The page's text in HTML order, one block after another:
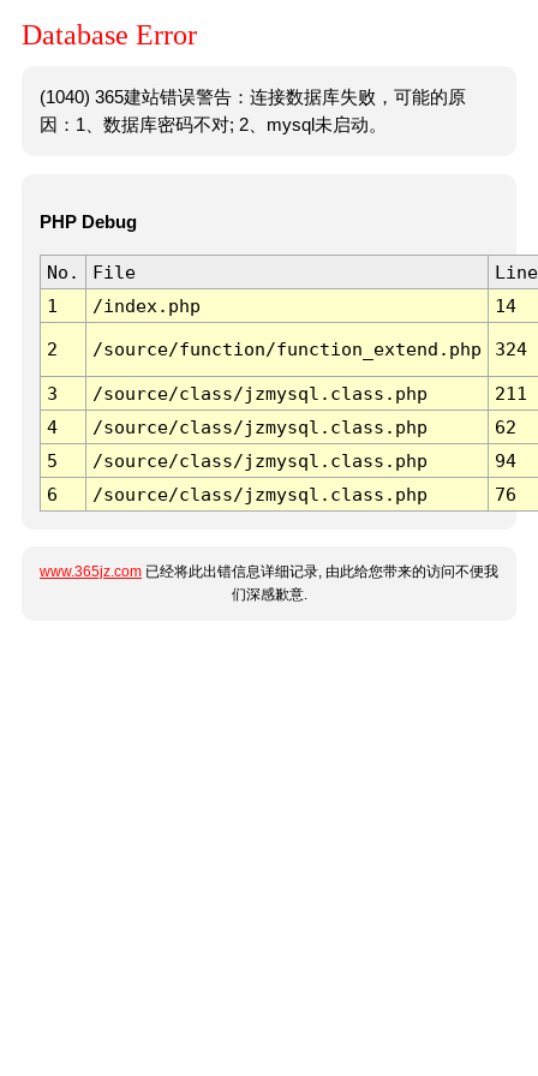
Database Error
(1040) 365建站错误警告：连接数据库失败，可能的原
因：1、数据库密码不对; 2、mysql未启动。
PHP Debug
No. File
Line
1
/index.php 14
2 /source/function/function_extend.php 324
3 /source/class/jzmysql.class.php
211
4
/source/class/jzmysql.class.php
62
5
/source/class/jzmysql.class.php
94
6
/source/class/jzmysql.class.php 76
www.365jz.com 已经将此出错信息详细记录, 由此给您带来的访问不便我
们深感歉意.